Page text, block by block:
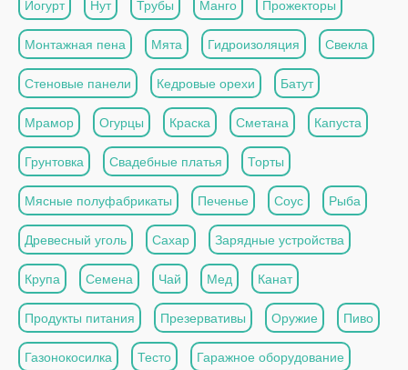
Йогурт Нут Трубы Манго Прожекторы
Монтажная пена Мята Гидроизоляция Свекла
Стеновые панели Кедровые орехи Батут
Мрамор Огурцы Краска Сметана Капуста
Грунтовка Свадебные платья Торты
Мясные полуфабрикаты Печенье Соус Рыба
Древесный уголь Сахар Зарядные устройства
Крупа Семена Чай Мед Канат
Продукты питания Презервативы Оружие Пиво
Газонокосилка Тесто Гаражное оборудование